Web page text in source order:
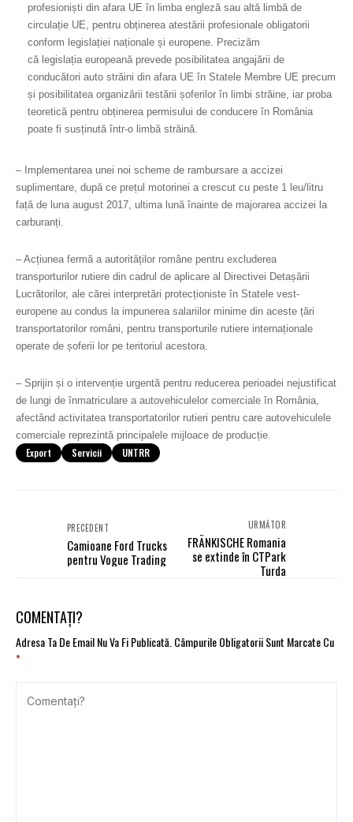
profesioniști din afara UE în limba engleză sau altă limbă de
circulație UE, pentru obținerea atestării profesionale obligatorii
conform legislației naționale și europene. Precizăm
că legislația europeană prevede posibilitatea angajării de
conducători auto străini din afara UE în Statele Membre UE precum
și posibilitatea organizării testării șoferilor în limbi străine, iar proba
teoretică pentru obținerea permisului de conducere în România
poate fi susținută într-o limbă străină.
– Implementarea unei noi scheme de rambursare a accizei
suplimentare , după ce prețul motorinei a crescut cu peste 1 leu/litru
față de luna august 2017, ultima lună înainte de majorarea accizei la
carburanți.
–Acțiunea fermă a autorităților române pentru excluderea
transporturilor rutiere din cadrul de aplicare al Directivei Detașării
Lucrătorilor, ale cărei interpretări protecționiste în Statele vest-
europene au condus la impunerea salariilor minime din aceste țări
transportatorilor români, pentru transporturile rutiere internaționale
operate de șoferii lor pe teritoriul acestora
– Sprijin și o intervenție urgentă pentru reducerea perioadei nejustificat
de lungi de înmatriculare a autovehiculelor comerciale în România,
afectând activitatea transportatorilor rutieri pentru care autovehiculele
comerciale reprezintă principalele mijloace de producție.
Export Servicii UNTRR
PRECEDENT
Camioane Ford Trucks
pentru Vogue Trading
URMĂTOR
FRÄNKISCHE Romania
se extinde în CTPark
Turda
COMENTAȚI?
Adresa Ta De Email Nu Va Fi Publicată. Câmpurile Obligatorii Sunt Marcate Cu
*